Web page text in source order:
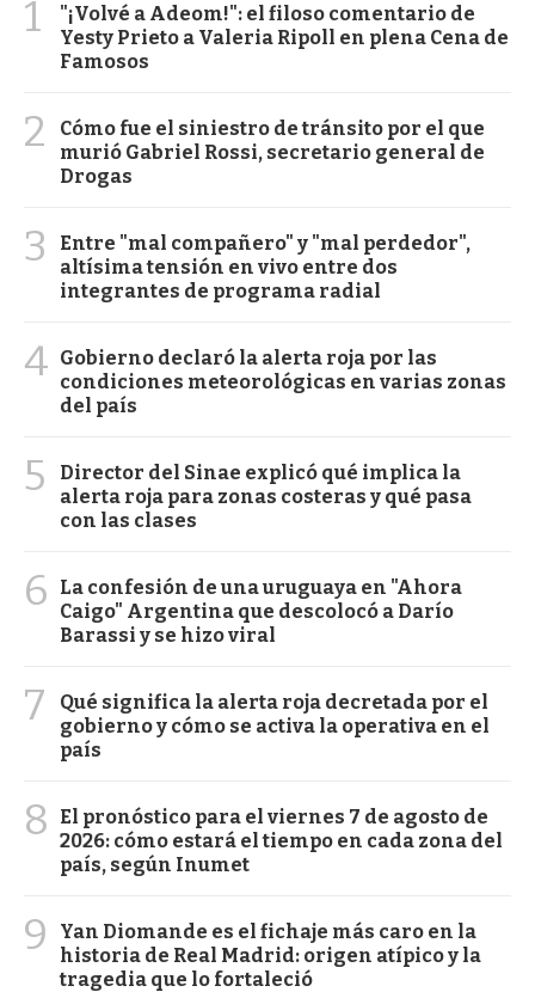
1
"¡Volvé a Adeom!": el filoso comentario de
Yesty Prieto a Valeria Ripoll en plena Cena de
Famosos
2
Cómo fue el siniestro de tránsito por el que
murió Gabriel Rossi, secretario general de
Drogas
3
Entre "mal compañero" y "mal perdedor",
altísima tensión en vivo entre dos
integrantes de programa radial
4 Gobierno declaró la alerta roja por las
condiciones meteorológicas en varias zonas
del país
5
Director del Sinae explicó qué implica la
alerta roja para zonas costeras y qué pasa
con las clases
6
La confesión de una uruguaya en "Ahora
Caigo" Argentina que descolocó a Darío
Barassi y se hizo viral
7
Qué significa la alerta roja decretada por el
gobierno y cómo se activa la operativa en el
país
8
El pronóstico para el viernes 7 de agosto de
2026: cómo estará el tiempo en cada zona del
país, según Inumet
9
Yan Diomande es el fichaje más caro en la
historia de Real Madrid: origen atípico y la
tragedia que lo fortaleció